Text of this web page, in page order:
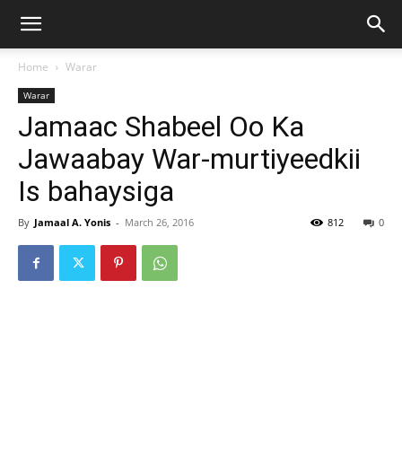
Home Warar
Warar
Jamaac Shabeel Oo Ka
Jawaabay War-murtiyeedkii
Is bahaysiga
By Jamaal A. Yonis - March 26, 2016 0
812